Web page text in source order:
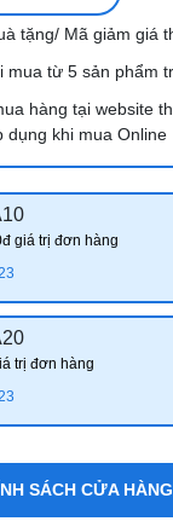
tặng/ Mã giảm giá
mua từ 5 sản phẩm
hàng tại website
dụng khi mua Online
giá trị đơn hàng
trị đơn hàng
SÁCH CỬA HÀNG